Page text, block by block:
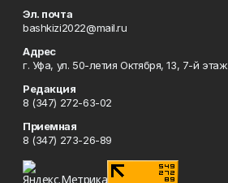
Эл. почта
bashkizi2022@mail.ru
Адрес
г. Уфа, ул. 50-летия Октября, 13, 7-й этаж
Редакция
8 (347) 272-63-02
Приемная
8 (347) 273-26-89